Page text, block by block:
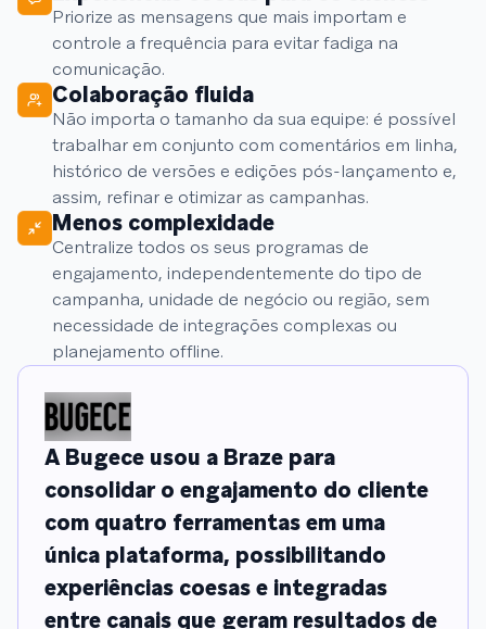
Priorize as mensagens que mais importam e
controle a frequência para evitar fadiga na
comunicação.
Colaboração fluida
Não importa o tamanho da sua equipe: é possível
trabalhar em conjunto com comentários em linha,
histórico de versões e edições pós-lançamento e,
assim, refinar e otimizar as campanhas.
Menos complexidade
Centralize todos os seus programas de
engajamento, independentemente do tipo de
campanha, unidade de negócio ou região, sem
necessidade de integrações complexas ou
planejamento offline.
A Bugece usou a Braze para
consolidar o engajamento do cliente
com quatro ferramentas em uma
única plataforma, possibilitando
experiências coesas e integradas
entre canais que geram resultados de